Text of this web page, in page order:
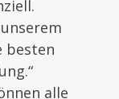
besten
alle